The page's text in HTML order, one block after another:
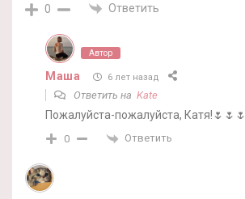
0 Ответить
Автор
Маша 6 лет назад
Ответить на Kate
Пожалуйста-пожалуйста, Катя!🌷🌷🌷
0 Ответить